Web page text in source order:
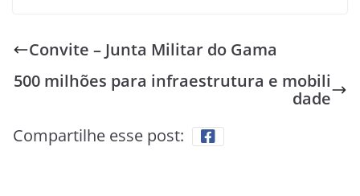
Convite – Junta Militar do Gama
500 milhões para infraestrutura e mobili
dade
Compartilhe esse post: